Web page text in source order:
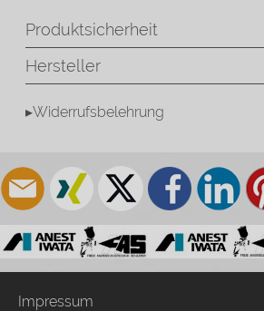
Produktsicherheit
Hersteller
▸Widerrufsbelehrung
Impressum